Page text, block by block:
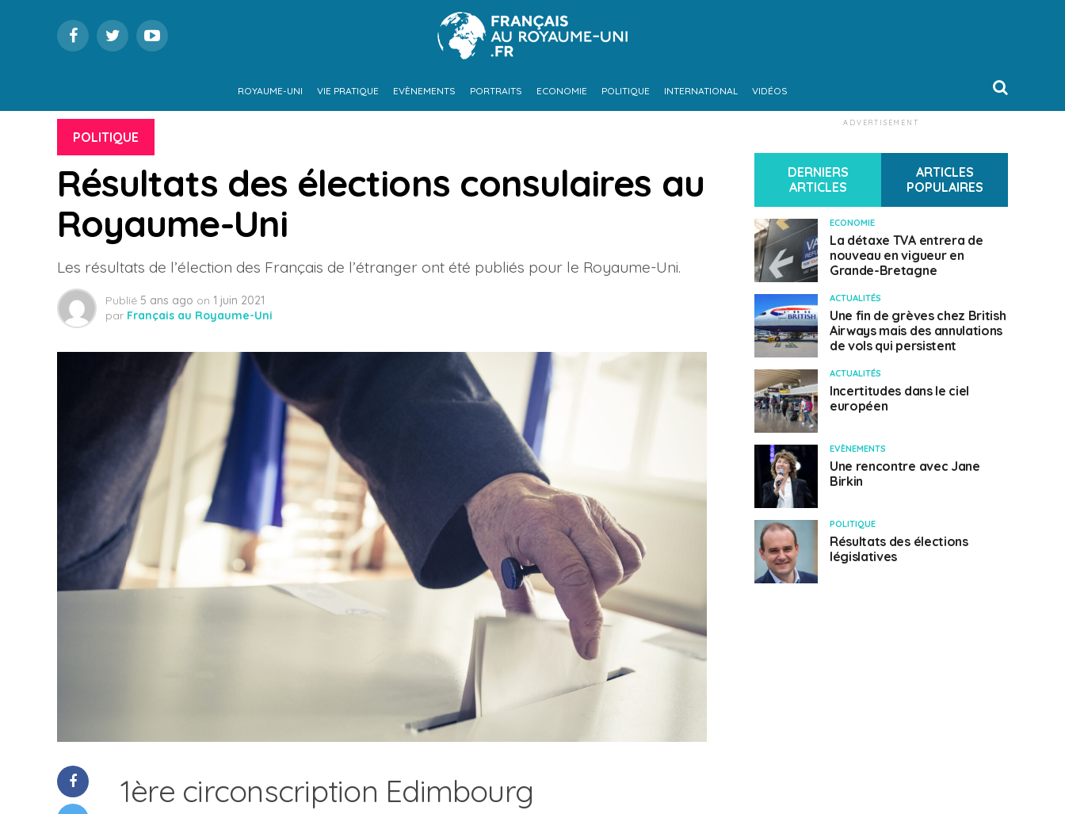
ROYAUME-UNI VIE PRATIQUE EVÈNEMENTS PORTRAITS ECONOMIE POLITIQUE INTERNATIONAL VIDÉOS
POLITIQUE
Résultats des élections consulaires au
Royaume-Uni
Les résultats de l’élection des Français de l’étranger ont été publiés pour le Royaume-Uni.
Publié 5 ans ago on 1 juin 2021
par Français au Royaume-Uni
1ère circonscription Edimbourg
ADVERTISEMENT
DERNIERS
ARTICLES
ARTICLES
POPULAIRES
ECONOMIE
La détaxe TVA entrera de
nouveau en vigueur en
Grande-Bretagne
ACTUALITÉS
Une fin de grèves chez British
Airways mais des annulations
de vols qui persistent
ACTUALITÉS
Incertitudes dans le ciel
européen
EVÈNEMENTS
Une rencontre avec Jane
Birkin
POLITIQUE
Résultats des élections
législatives